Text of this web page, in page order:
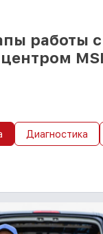
работы
Диагностика